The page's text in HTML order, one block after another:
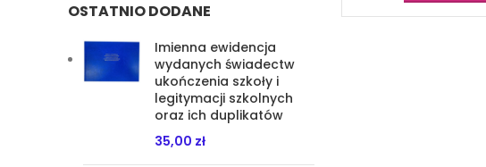
OSTATNIO DODANE
Imienna ewidencja
wydanych świadectw
ukończenia szkoły i
legitymacji szkolnych
oraz ich duplikatów
35,00 zł